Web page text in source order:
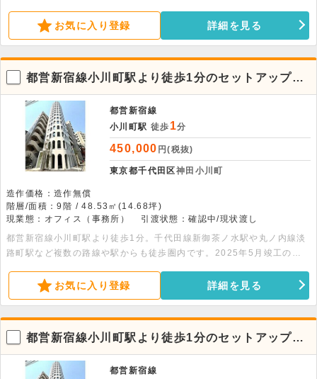
下さい。
お気に入り登録 詳細を見る
都営新宿線小川町駅より徒歩1分のセットアップオ
フィス物件【9階】
都営新宿線
小川町駅 徒歩 1分
450,000 円(税抜)
東京都千代田区神田小川町
造作価格：造作無償
階層/面積：9階 / 48.53㎡(14.68坪)
現業態：オフィス（事務所）
引渡状態：確認中/現状渡し
都営新宿線小川町駅より徒歩1分。千代田線新御茶ノ水駅や丸ノ内線淡
路町駅など複数の路線や駅からも徒歩圏内です。2025年5月竣工のデ
下さい。
お気に入り登録 詳細を見る
都営新宿線小川町駅より徒歩1分のセットアップオ
フィス物件【8階】
都営新宿線